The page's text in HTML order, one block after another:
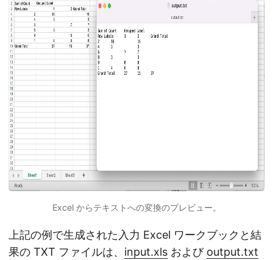
Excel からテキストへの変換のプレビュー。
上記の例で生成された入力 Excel ワークブックと結
果の TXT ファイルは、 input.xls および output.txt